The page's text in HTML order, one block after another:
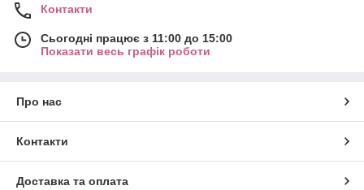
Контакти
Сьогодні працює з 11:00 до 15:00
Показати весь графік роботи
Про нас
Контакти
Доставка та оплата